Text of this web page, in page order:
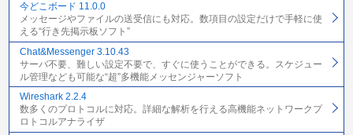
今どこボード 11.0.0
メッセージやファイルの送受信にも対応。数項目の設定だけで手軽に使
える“行き先掲示板ソフト”
Chat&Messenger 3.10.43
サーバ不要、難しい設定不要で、すぐに使うことができる。スケジュー
ル管理なども可能な“超”多機能メッセンジャーソフト
Wireshark 2.2.4
数多くのプロトコルに対応。詳細な解析を行える高機能ネットワークプ
ロトコルアナライザ